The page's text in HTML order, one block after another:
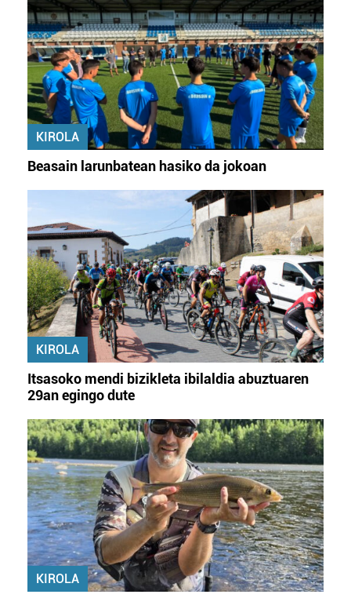
KIROLA
Beasain larunbatean hasiko da jokoan
KIROLA
Itsasoko mendi bizikleta ibilaldia abuztuaren
29an egingo dute
KIROLA